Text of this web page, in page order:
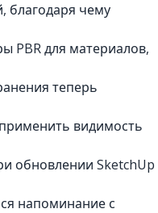
благодаря чему
PBR для материалов,
теперь
видимость
обновлении SketchUp
напоминание с